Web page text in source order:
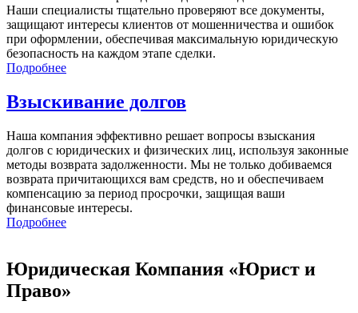
Наши специалисты тщательно проверяют все документы,
защищают интересы клиентов от мошенничества и ошибок
при оформлении, обеспечивая максимальную юридическую
безопасность на каждом этапе сделки.
Подробнее
Взыскивание долгов
Наша компания эффективно решает вопросы взыскания
долгов с юридических и физических лиц, используя законные
методы возврата задолженности. Мы не только добиваемся
возврата причитающихся вам средств, но и обеспечиваем
компенсацию за период просрочки, защищая ваши
финансовые интересы.
Подробнее
Юридическая Компания «Юрист и
Право»